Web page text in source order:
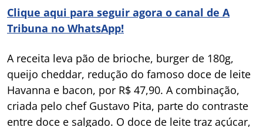
Clique aqui para seguir agora o canal de A
Tribuna no WhatsApp!
A receita leva pão de brioche, burger de 180g,
queijo cheddar, redução do famoso doce de leite
Havanna e bacon, por R$ 47,90. A combinação,
criada pelo chef Gustavo Pita, parte do contraste
entre doce e salgado. O doce de leite traz açúcar,